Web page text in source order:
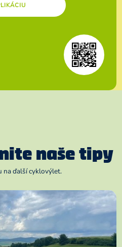
naše tipy
na ďalší cyklovýlet.